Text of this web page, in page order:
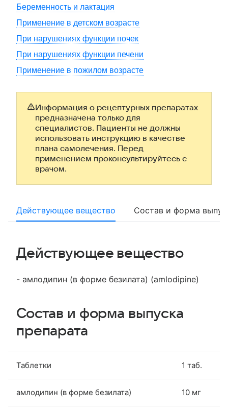
Беременность и лактация
Применение в детском возрасте
При нарушениях функции почек
При нарушениях функции печени
Применение в пожилом возрасте
Информация о рецептурных препаратах
предназначена только для
специалистов. Пациенты не должны
использовать инструкцию в качестве
плана самолечения. Перед
применением проконсультируйтесь с
врачом.
Действующее вещество Состав и форма
Действующее вещество
- амлодипин (в форме безилата) (amlodipine)
Состав и форма выпуска
препарата
Таблетки 1 таб.
амлодипин (в форме безилата) 10 мг